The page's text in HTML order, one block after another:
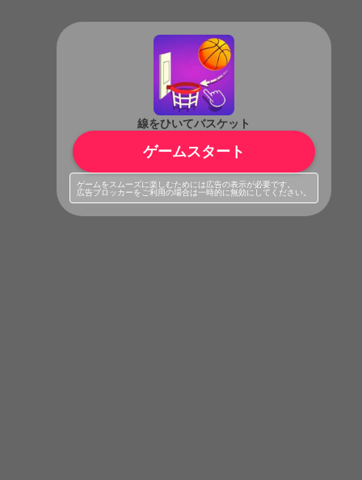
線をひいてバスケット
ゲームスタート
ゲームをスムーズに楽しむためには広告の表示が必要です。
広告ブロッカーをご利用の場合は一時的に無効にしてください。